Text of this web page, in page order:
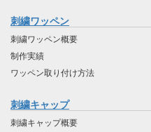
刺繍ワッペン
刺繍ワッペン概要
制作実績
ワッペン取り付け方法
刺繍キャップ
刺繍キャップ概要